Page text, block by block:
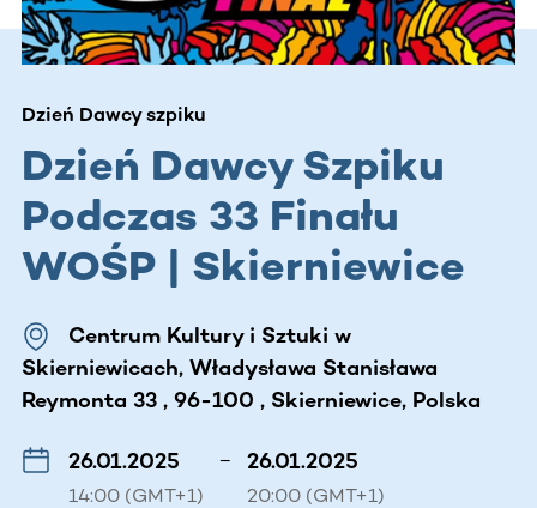
Dzień Dawcy szpiku
Dzień Dawcy Szpiku
Podczas 33 Finału
WOŚP | Skierniewice
Centrum Kultury i Sztuki w
Skierniewicach, Władysława Stanisława
Reymonta 33 , 96-100 , Skierniewice, Polska
26.01.2025
14:00 (GMT+1)
– 26.01.2025
20:00 (GMT+1)